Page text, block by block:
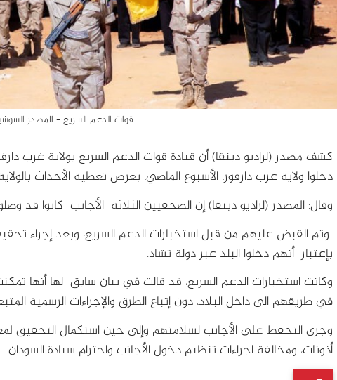
قوات الدعم السريع - المصدر
كشف مصدر (لراديو دبنقا) أن قيادة قوات الدعم السريع بولاية غرب
دخلوا ولاية عرب دارفور، الأسبوع الماضي، بغرض تغطية الأحداث
وقال: المصدر (لراديو دبنقا) إن الصحفيين الثلاثة الأجانب كانوا قد
وتم القبض عليهم من قبل استخبارات الدعم السريع، وبعد إجراء
بإعتبار أنهم دخلوا البلد عبر دولة تشاد.
وكانت استخبارات الدعم السريع، قد قالت في بيان سابق لها أنها
في طريقهم الى داخل البلاد، دون إتباع الطرق والإجراءات الرسمية
وجرى التحفظ على الأجانب لسلامتهم وإلى حين استكمال التحقيق
أذونات، ومخالفة اجراءات تنظيم دخول الأجانب واحترام سيادة السودان.